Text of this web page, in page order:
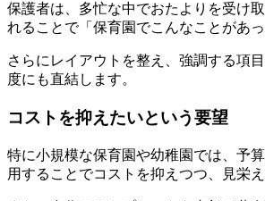
保護者は、多忙な中でおたよりを受け
れることで「保育園でこんなことがあ
さらにレイアウトを整え、強調する項
度にも直結します。
コストを抑えたいという要望
特に小規模な保育園や幼稚園では、予
用することでコストを抑えつつ、見栄